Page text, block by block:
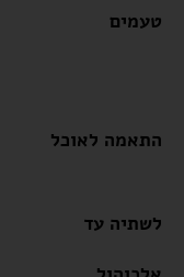
טעמים
התאמה לאוכל
לשתיה עד